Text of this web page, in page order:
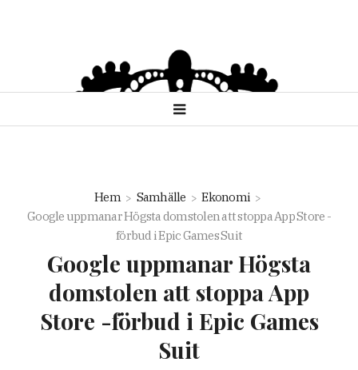
Hem Samhälle
Ekonomi
Google uppmanar Högsta domstolen att stoppa App Store -
förbud i Epic Games Suit
Google uppmanar Högsta
domstolen att stoppa App
Store -förbud i Epic Games
Suit